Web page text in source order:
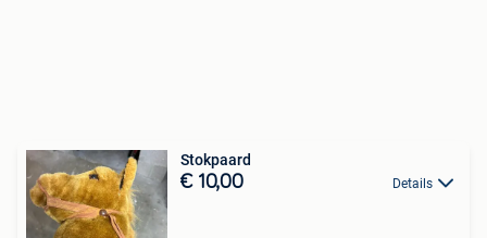
Stokpaard
€ 10,00 Details